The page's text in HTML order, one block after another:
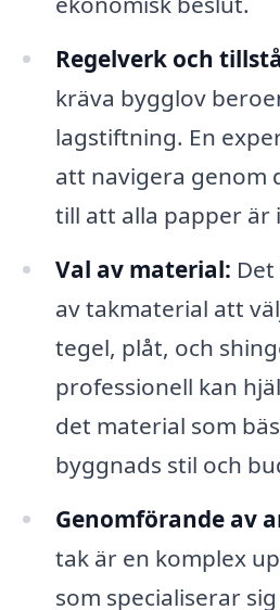
Regelverk och
kräva bygglov
lagstiftning. En
att navigera genom
till att alla papper är
Val av material:
av takmaterial att
tegel, plåt, och
professionell kan
det material som
byggnads stil och
Genomförande av
tak är en komplex
som specialiserar